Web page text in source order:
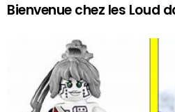
Bienvenue chez les Loud